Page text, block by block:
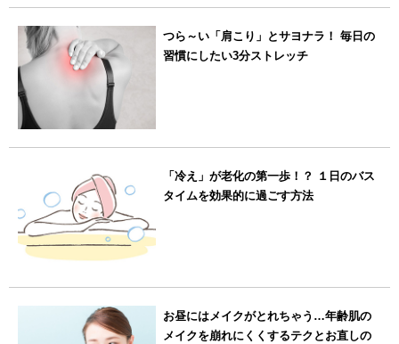
つら～い「肩こり」とサヨナラ！ 毎日の
習慣にしたい3分ストレッチ
「冷え」が老化の第一歩！？ １日のバス
タイムを効果的に過ごす方法
お昼にはメイクがとれちゃう…年齢肌の
メイクを崩れにくくするテクとお直しの